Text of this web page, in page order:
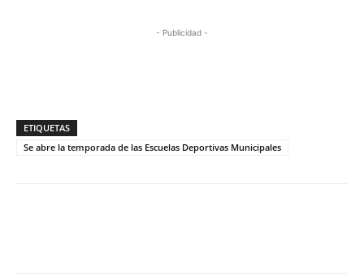
- Publicidad -
ETIQUETAS
Se abre la temporada de las Escuelas Deportivas Municipales